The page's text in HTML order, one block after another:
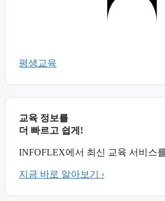
평생교육
교육 정보를
더 빠르고 쉽게!
INFOFLEX에서 최신 교육 서비스
지금 바로 알아보기 ›